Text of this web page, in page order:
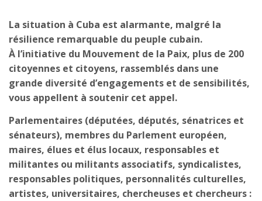
La situation à Cuba est alarmante, malgré la
résilience remarquable du peuple cubain.
À l’initiative du Mouvement de la Paix, plus de 200
citoyennes et citoyens, rassemblés dans une
grande diversité d’engagements et de sensibilités,
vous appellent à soutenir cet appel.
Parlementaires (députées, députés, sénatrices et
sénateurs), membres du Parlement européen,
maires, élues et élus locaux, responsables et
militantes ou militants associatifs, syndicalistes,
responsables politiques, personnalités culturelles,
artistes, universitaires, chercheuses et chercheurs :